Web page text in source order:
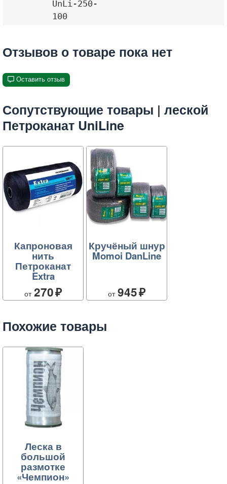
UnLi-250-
100
Отзывов о товаре пока нет
Оставить отзыв
Сопутствующие товары | леской
Петроканат UniLine
Капроновая
нить
Петроканат
Extra
от 270
Кручёный шнур
Momoi DanLine
от 945
Похожие товары
Леска в
большой
размотке
«Чемпион»